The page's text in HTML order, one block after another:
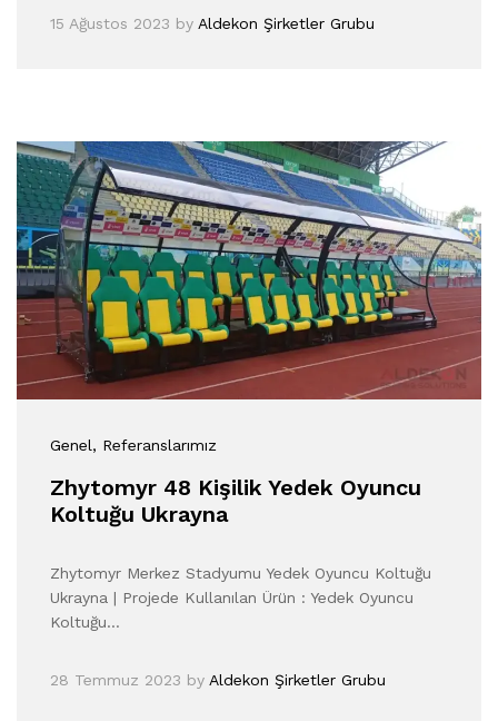
15 Ağustos 2023 by Aldekon Şirketler Grubu
Genel, Referanslarımız
Zhytomyr 48 Kişilik Yedek Oyuncu
Koltuğu Ukrayna
Zhytomyr Merkez Stadyumu Yedek Oyuncu Koltuğu
Ukrayna | Projede Kullanılan Ürün : Yedek Oyuncu
Koltuğu…
28 Temmuz 2023 by Aldekon Şirketler Grubu